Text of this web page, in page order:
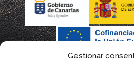
Gestionar